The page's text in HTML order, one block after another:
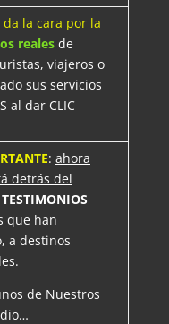
la cara por la
realesde
viajeros o
sus servicios
al dar CLIC
: ahora
detrás del
TESTIMONIOS
que han
a destinos
de Nuestros